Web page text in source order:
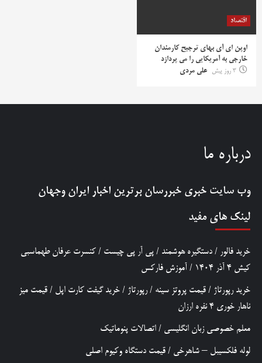
اقتصاد
اوپن ای آی بهای ترجیح کارمندان
خارجی به آمریکایی را می پردازد
3 روز پیش
علی مردی
درباره ما
وب سایت خبری خبررسان برترین اخبار ایران وجهان
لینک های مفید
خرید فالور / دستگیره هوشمند / پی آر پی چیست / کنسرت عرفان طهماسبی
کیش 4 آذر 1404
/ آموزش فارکس
خرید رپورتاژ / قیمت پروتز سینه /رپورتاژ / خرید گیفت کارت اپل / قیمت میز
ناهار خوری 4 نفره ارزان
معلم خصوصی زبان انگلیسی / اتصالات پنوماتیک
لوله فلکسیبل – شاهرخی / قیمت دستگاه وکیوم اصلی